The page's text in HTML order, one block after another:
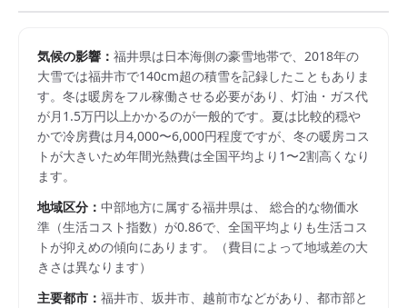
気候の影響： 福井県は日本海側の豪雪地帯で、2018年の
大雪では福井市で140cm超の積雪を記録したこともありま
す。冬は暖房をフル稼働させる必要があり、灯油・ガス代
が月1.5万円以上かかるのが一般的です。夏は比較的穏や
かで冷房費は月4,000〜6,000円程度ですが、冬の暖房コス
トが大きいため年間光熱費は全国平均より1〜2割高くなり
ます。
地域区分： 中部地方に属する福井県は、 総合的な物価水
準（生活コスト指数）が0.86で、 全国平均よりも生活コス
トが抑えめの傾向にあります。
（費目によって地域差の大
きさは異なります）
主要都市： 福井市、坂井市、越前市などがあり、都市部と